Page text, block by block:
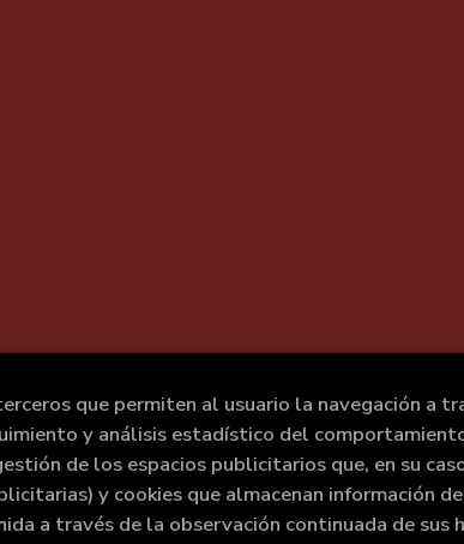
que permiten al usuario la navegación a
y análisis estadístico del
de los espacios publicitarios que, en su
y cookies que almacenan información
a través de la observación continuada de sus